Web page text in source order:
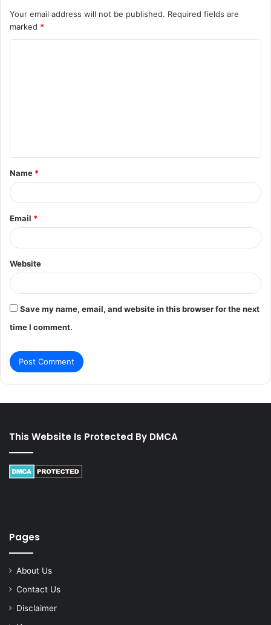
Your email address will not be published. Required fields are
marked *
t
*
Name *
Email *
Website
Save my name, email, and website in this browser for the next
time I comment.
This Website Is Protected By DMCA
Pages
About Us
Contact Us
Disclaimer